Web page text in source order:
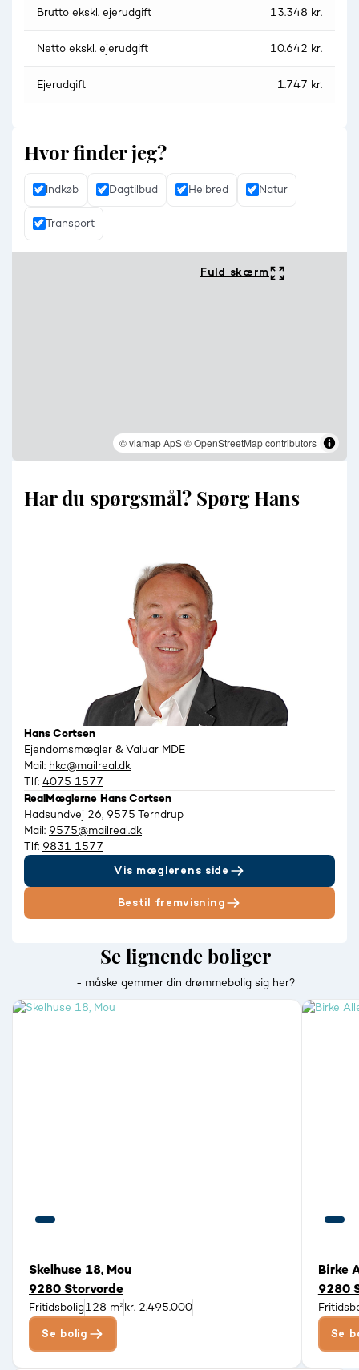
Brutto ekskl. ejerudgift 13.348 kr.
Netto ekskl. ejerudgift 10.642 kr.
Ejerudgift 1.747 kr.
Hvor finder jeg?
Indkøb Dagtilbud Helbred Natur
Transport
Fuld skærm
© viamap ApS© OpenStreetMap contributors
Har du spørgsmål? Spørg Hans
Hans Cortsen
Ejendomsmægler & Valuar MDE
Mail: hkc@mailreal.dk
Tlf: 4075 1577
RealMæglerne Hans Cortsen
Hadsundvej 26, 9575 Terndrup
Mail: 9575@mailreal.dk
Tlf: 9831 1577
Vis mæglerens side
Bestil fremvisning
Se lignende boliger
- måske gemmer din drømmebolig sig her?
Skelhuse 18, Mou
9280 Storvorde
Fritidsbolig128 m² kr. 2.495.000
Se bolig
Birke
9280
Se